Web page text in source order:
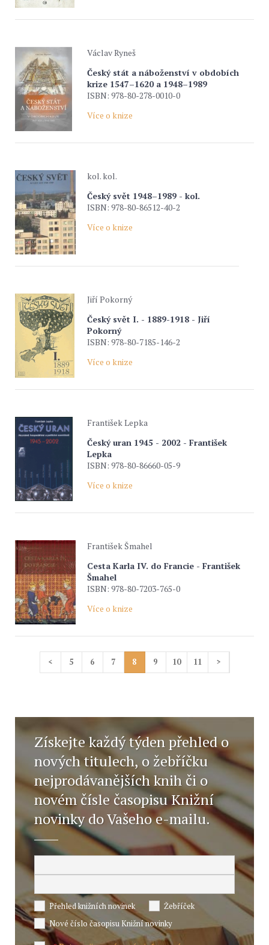
Václav Ryneš
Český stát a náboženství v obdobích
krize 1547–1620 a 1948–1989
ISBN: 978-80-278-0010-0
Více o knize
kol. kol.
Český svět 1948–1989 - kol.
ISBN: 978-80-86512-40-2
Více o knize
Jiří Pokorný
Český svět I. - 1889-1918 - Jiří
Pokorný
ISBN: 978-80-7185-146-2
Více o knize
František Lepka
Český uran 1945 - 2002 - František
Lepka
ISBN: 978-80-86660-05-9
Více o knize
František Šmahel
Cesta Karla IV. do Francie - František
Šmahel
ISBN: 978-80-7203-765-0
Více o knize
< 5 6 7 8 9 10 11 >
Získejte každý týden přehled o
nových titulech, o žebříčku
nejprodávanějších knih či o
novém čísle časopisu Knižní
novinky do Vašeho e-mailu.
Přehled knižních novinek
Žebříček
Nové číslo časopisu Knižní novinky